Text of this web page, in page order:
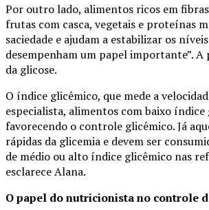
Por outro lado, alimentos ricos em
frutas com casca, vegetais e proteínas
saciedade e ajudam a estabilizar os
desempenham um papel importante”.
da glicose.
O índice glicêmico, que mede a
especialista, alimentos com baixo
favorecendo o controle glicêmico. Já
rápidas da glicemia e devem ser
de médio ou alto índice glicêmico nas
esclarece Alana.
O papel do nutricionista no controle